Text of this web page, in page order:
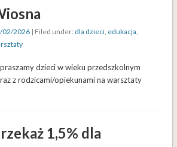
02/2026 | Filed under: dla dzieci edukacja
dzieci w wieku przedszkolnym
z rodzicami/opiekunami na warsztaty
1,5% dla